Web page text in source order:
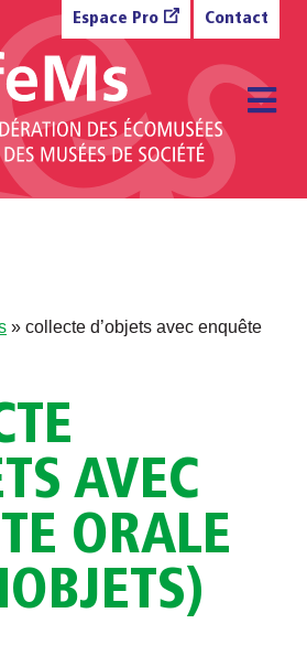
Espace Pro Contact
» collecte d’objets avec enquête
AVEC
ORALE